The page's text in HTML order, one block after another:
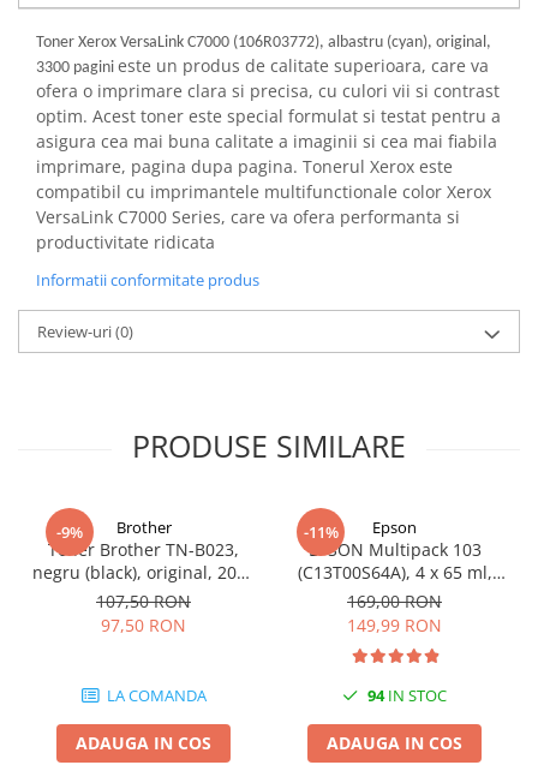
Monitoare LED
Accesorii monitoare
Componente
Placi video
Procesoare
Placi de baza
Memorii RAM
SSD-uri interne
Hard disk-uri interne
Surse
Placi video profesionale
SSD-uri externe
Hard disk-uri externe
Periferice PC
Toner Xerox VersaLink C7000 (106R03772), albastru (cyan), original,
3300 pagini este un produs de calitate superioara, care va
ofera o imprimare clara si precisa, cu culori vii si contrast
optim. Acest toner este special formulat si testat pentru a
asigura cea mai buna calitate a imaginii si cea mai fiabila
imprimare, pagina dupa pagina. Tonerul Xerox este
compatibil cu imprimantele multifunctionale color Xerox
VersaLink C7000 Series, care va ofera performanta si
productivitate ridicata
Informatii conformitate produs
Review-uri(0)
PRODUSE SIMILARE
-9% Brother
Toner Brother TN-B023,
negru (black), original, 2000
pagini
107,50 RON
97,50 RON
LA COMANDA
ADAUGA IN COS
-11% Epson
EPSON Multipack 103
(C13T00S64A), 4 x 65 ml,
Black/Cyan/Magenta/Yellow
(T00S6)
169,00 RON
149,99 RON
94IN STOC
ADAUGA IN COS